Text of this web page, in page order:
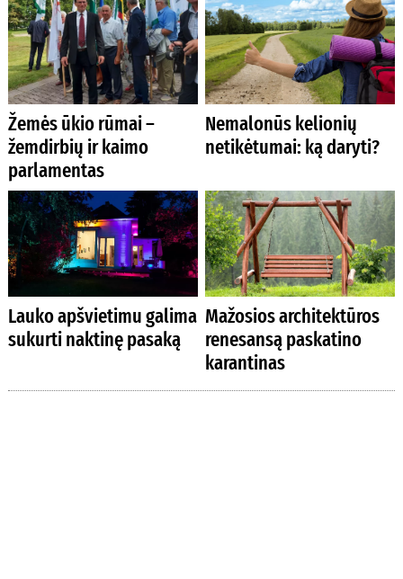
Žemės ūkio rūmai –
žemdirbių ir kaimo
parlamentas
Nemalonūs kelionių
netikėtumai: ką daryti?
Lauko apšvietimu galima
sukurti naktinę pasaką
Mažosios architektūros
renesansą paskatino
karantinas